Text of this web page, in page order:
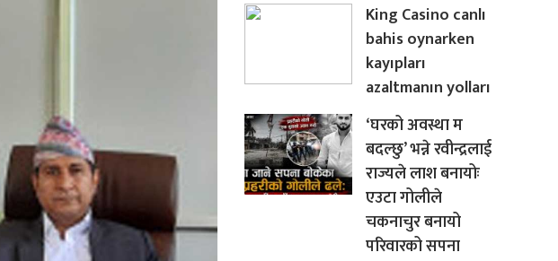
King Casino canlı
bahis oynarken
kayıpları
azaltmanın yolları
‘घरको अवस्था म
बदल्छु’ भन्ने रवीन्द्रलाई
राज्यले लाश बनायोः
एउटा गोलीले
चकनाचुर बनायो
परिवारको सपना